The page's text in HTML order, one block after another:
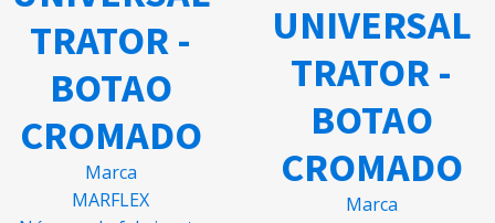
TRATOR -
BOTAO
CROMADO
Marca
MARFLEX
UNIVERSAL
TRATOR -
BOTAO
CROMADO
Marca